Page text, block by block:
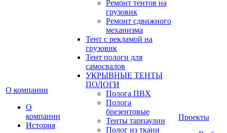
О компании
О
компании
История
Ремонт тентов на
грузовик
Ремонт сдвижного
механизма
Тент с рекламой на
грузовик
Тент пологи для
самосвалов
УКРЫВНЫЕ ТЕНТЫ
ПОЛОГИ
Полога ПВХ
Полога
брезентовые
Тенты тарпаулин
Полог из ткани
Проекты